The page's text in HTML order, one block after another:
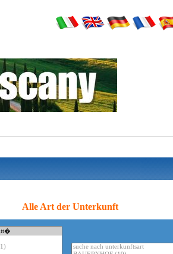
Alle Art der Unterkunft